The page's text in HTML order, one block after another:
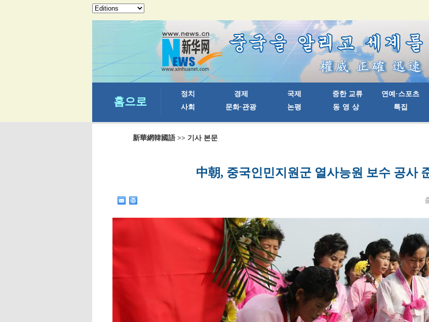
新華網韓國語 >> 기사 본문
中朝, 중국인민지원군 열사능원 보수 공사